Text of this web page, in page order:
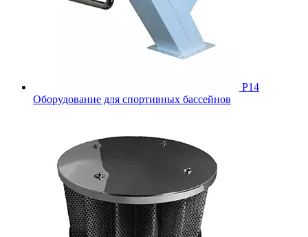
Р14
Оборудование для спортивных бассейнов